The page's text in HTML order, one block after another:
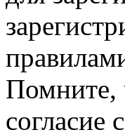
Помните,
согласие